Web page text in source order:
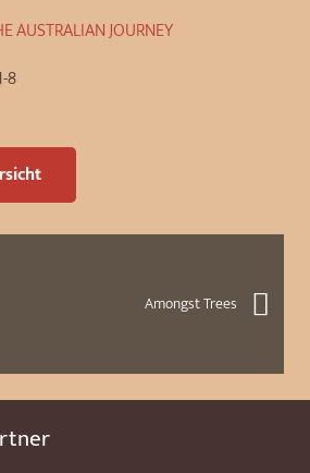
AUSTRALIAN JOURNEY
8
Amongst Trees